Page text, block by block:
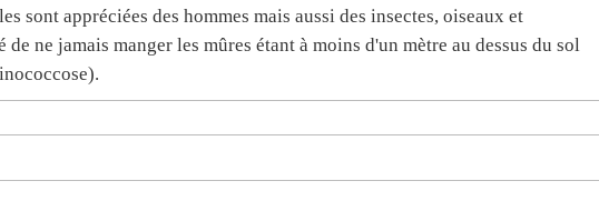
sont appréciées des hommes mais aussi des insectes, oiseaux et
ne jamais manger les mûres étant à moins d'un mètre au dessus du sol